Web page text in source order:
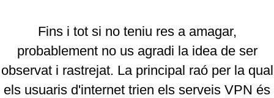
Fins i tot si no teniu res a amagar,
probablement no us agradi la idea de ser
observat i rastrejat. La principal raó per la qual
els usuaris d'internet trien els serveis VPN és